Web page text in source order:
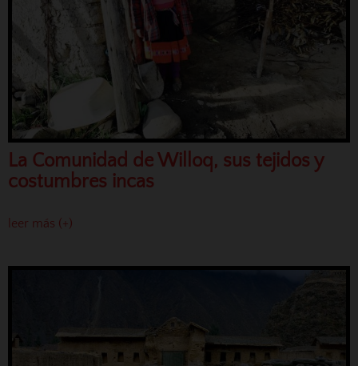
La Comunidad de Willoq, sus tejidos y
costumbres incas
leer más (+)